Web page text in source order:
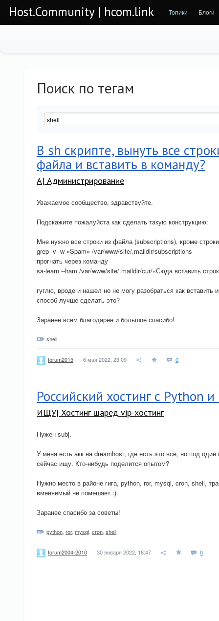
Host.Community | hcom.link Топики Блоги
Поиск по тегам
В sh скрипте, вынуть все
файла и вставить в команду?
A| Администрирование
Уважаемое сообщество, здравствуйте.
Подскажите пожалуйста как сделать такую конструкцию:
Мне нужно все строки из файла (subscriptions), кроме
grep -v -w «Spam» /var/www/site/.maildir/subscriptions
прогнать через команду
sa-learn --ham /var/www/site/.maildir/cur/«Сюда вставить
гуглю, вроде и нашел но не могу разобраться как
способ лучше сделать это?
Заранее всем благодарен и большое спасибо!
shell
forum2015 6 мая 2022, 23:09 0
Российский хостинг с Python и
ИЩУ| Хостинг шаред vip-хостинг
Нужен subj.
У меня есть акк на dreamhost, где есть это всё, но под
сейчас ищу. Кто-нибудь поделится опытом?
Нужно место в районе гига, python, ror, mysql, cron, shell,
вменяемый не помешает :)
Заранее спасибо за советы!
python ror, mysql cron shell
forum2004-2010 30 января 2022, 18:47 0